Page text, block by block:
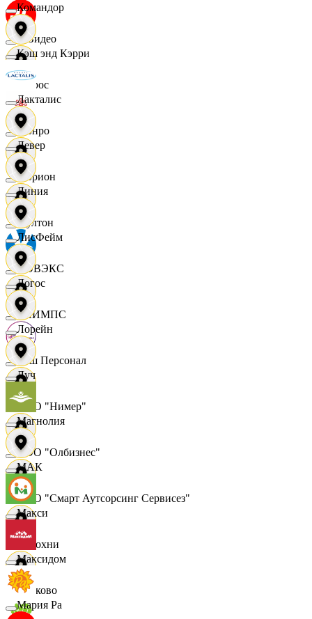
МВидео
Мирос
Монро
Морион
Мултон
НОВЭКС
ОЛИМПС
Ваш Персонал
ООО "Нимер"
ООО "Олбизнес"
ООО "Смарт Аутсорсинг Сервисез"
Отдохни
Очаково
Командор
Кэш энд Кэрри
Лакталис
Левер
Линия
ЛисФейм
Логос
Лорейн
Луч
Магнолия
МАК
Макси
Максидом
Мария Ра